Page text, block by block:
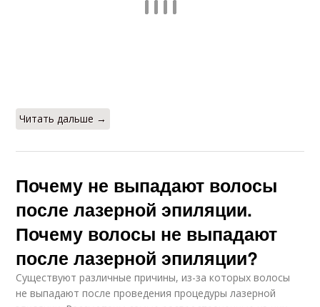
Читать дальше →
Почему не выпадают волосы
после лазерной эпиляции.
Почему волосы не выпадают
после лазерной эпиляции?
Существуют различные причины, из-за которых волосы
не выпадают после проведения процедуры лазерной